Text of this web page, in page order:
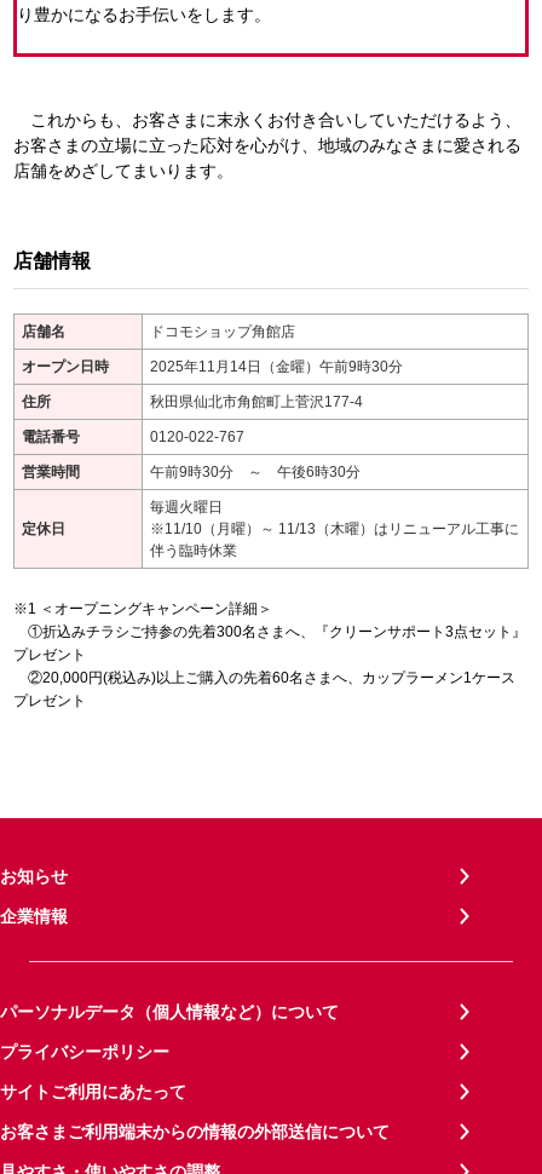
り豊かになるお手伝いをします。
これからも、お客さまに末永くお付き合いしていただけるよう、
お客さまの立場に立った応対を心がけ、地域のみなさまに愛される
店舗をめざしてまいります。
店舗情報
店舗名 ドコモショップ角館店
オープン日時 2025年11月14日（金曜）午前9時30分
住所 秋田県仙北市角館町上菅沢177-4
電話番号 0120-022-767
営業時間 午前9時30分 ～ 午後6時30分
定休日
毎週火曜日
※11/10（月曜）～ 11/13（木曜）はリニューアル工事に
伴う臨時休業
＜オープニングキャンペーン詳細＞
①折込みチラシご持参の先着300名さまへ、『クリーンサポート3点セット』
プレゼント
②20,000円(税込み)以上ご購入の先着60名さまへ、カップラーメン1ケース
プレゼント
お知らせ
企業情報
パーソナルデータ（個人情報など）について
プライバシーポリシー
サイトご利用にあたって
お客さまご利用端末からの情報の外部送信について